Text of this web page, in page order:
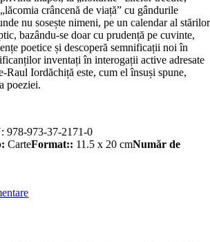
crâncenă de viață” cu gândurile
nu sosește nimeni, pe un calendar al stărilor
bazându-se doar cu prudență pe cuvinte,
poetice și descoperă semnificații noi în
inventați în interogații active adresate
Raul Iordăchiță este, cum el însuși spune,
poeziei.
978-973-37-2171-0
CarteFormat:: 11.5 x 20 cmNumăr de